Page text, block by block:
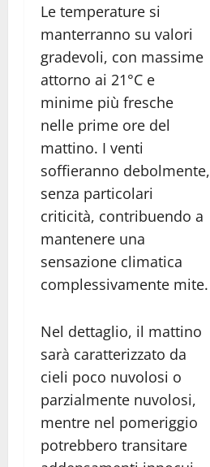
Le temperature si
manterranno su valori
gradevoli, con massime
attorno ai 21°C e
minime più fresche
nelle prime ore del
mattino. I venti
soffieranno debolmente,
senza particolari
criticità, contribuendo a
mantenere una
sensazione climatica
complessivamente mite.
Nel dettaglio, il mattino
sarà caratterizzato da
cieli poco nuvolosi o
parzialmente nuvolosi,
mentre nel pomeriggio
potrebbero transitare